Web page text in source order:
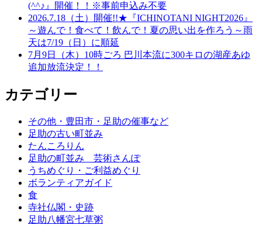
(^^♪』開催！！※事前申込み不要
2026.7.18（土）開催!!★『ICHINOTANI NIGHT2026』
～遊んで！食べて！飲んで！夏の思い出を作ろう～雨
天は7/19（日）に順延
7月9日（木）10時ごろ 巴川本流に300キロの湖産あゆ
追加放流決定！！
カテゴリー
その他・豊田市・足助の催事など
足助の古い町並み
たんころりん
足助の町並み 芸術さんぽ
うちめぐり・ご利益めぐり
ボランティアガイド
食
寺社仏閣・史跡
足助八幡宮七草粥